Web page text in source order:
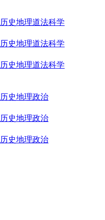
历史地理道法科学
历史地理道法科学
历史地理道法科学
‌历史‌地理‌‌政治‌
‌历史‌地理‌‌政治‌
‌历史‌地理‌政治